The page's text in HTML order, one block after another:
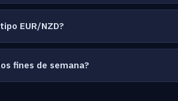
EUR/NZD?
fines de semana?